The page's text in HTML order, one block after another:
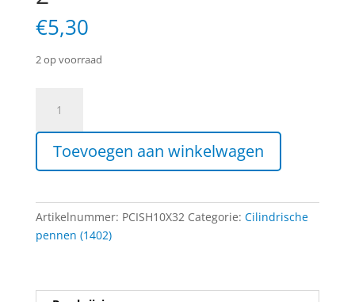
€5,30
2 op voorraad
-
5/8"
x
aantal
Toevoegen aan winkelwagen
Artikelnummer: PCISH10X32 Categorie: Cilindrische
pennen (1402)